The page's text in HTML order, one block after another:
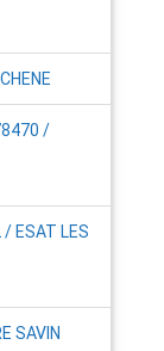
/
/ ESAT LES
SAVIN